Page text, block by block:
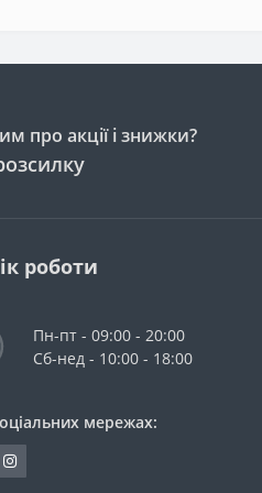
про акції і знижки?
роботи
Пн-пт - 09:00 - 20:00
Сб-нед - 10:00 - 18:00
мережах: